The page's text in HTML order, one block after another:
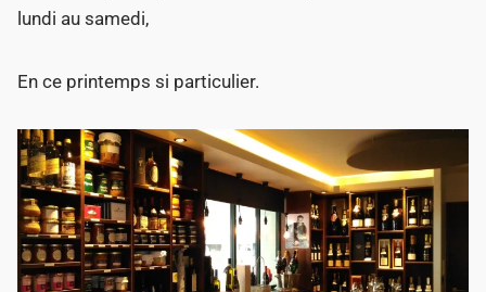
lundi au samedi,
En ce printemps si particulier.